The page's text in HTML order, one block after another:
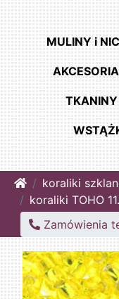
MULINY i
AKCESORIA
TKANINY
Homekoraliki
koraliki TOHO
Zamówienia